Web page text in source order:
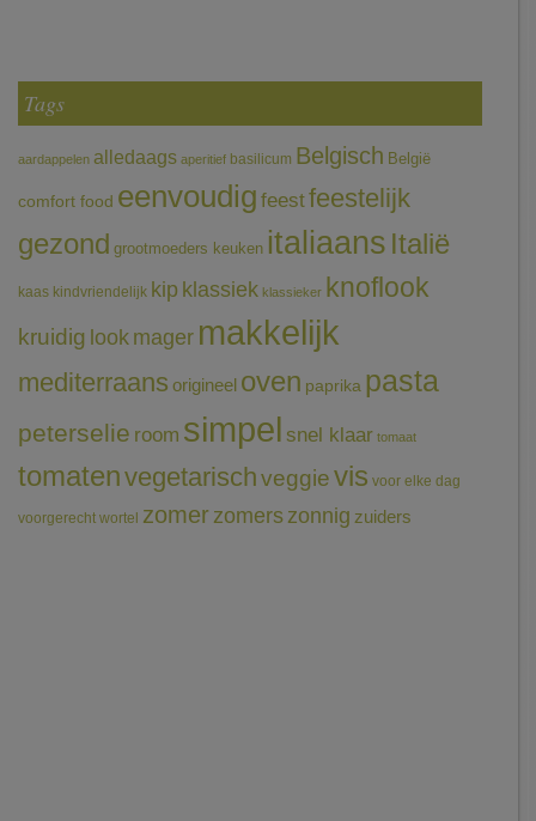
Tags
aardappelen alledaags aperitief basilicum Belgisch België
comfort food eenvoudig feestfeestelijk
gezond grootmoeders keuken italiaans Italië
kaas kindvriendelijk kip klassiek klassieker knoflook
kruidig look mager makkelijk
mediterraans origineel oven paprika pasta
peterselie room simpel snel klaar tomaat
tomatenvegetarischveggievis voor elke dag
voorgerecht wortel zomerzomerszonnig zuiders